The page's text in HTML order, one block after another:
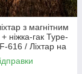
з магнітним
ніжка-гак Type-
616 / Ліхтар на